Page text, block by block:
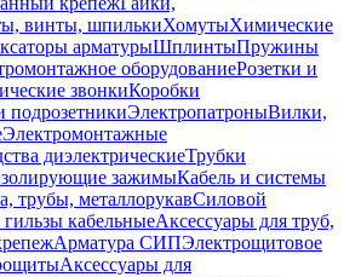
винты, шпилькиХомутыХимические
арматурыШплинтыПружины
оборудованиеРозетки и
звонкиКоробки
подрозетникиЭлектропатроныВилки,
Электромонтажные
диэлектрическиеТрубки
зажимыКабель и системы
трубы, металлорукавСиловой
кабельныеАксессуары для труб,
Арматура СИПЭлектрощитовое
Аксессуары для